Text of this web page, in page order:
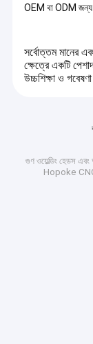
OEM বা ODM
সর্বোত্তম মানের
ক্ষেত্রে একটি
উচ্চশিক্ষা ও
গুণ ওয়েল্ডিং হেডস
Hopoke